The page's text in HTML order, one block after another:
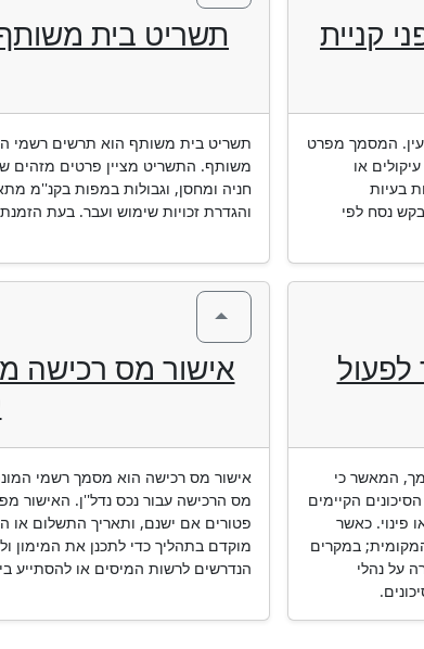
קניית
המסמך מפרט
או
בעיות
נסח לפי
תשריט בית
תשריט בית משותף הוא תרשים רשמי
משותף. התשריט מציין פרטים מזהים
חניה ומחסן, וגבולות במפות בקנ''מ
והגדרת זכויות שימוש ועבר. בעת
המאשר כי
הקיימים
פינוי. כאשר
במקרים
על נהלי
אישור מס רכישה
אישור מס רכישה הוא מסמך רשמי
מס הרכישה עבור נכס נדל''ן. האישור
פטורים אם ישנם, ותאריך התשלום או
מוקדם בתהליך כדי לתכנן את המימון
הנדרשים לרשות המיסים או להסתייע